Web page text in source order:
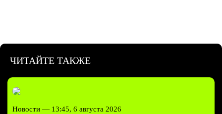
ЧИТАЙТЕ ТАКЖЕ
Новости — 13:45, 6 августа 2026